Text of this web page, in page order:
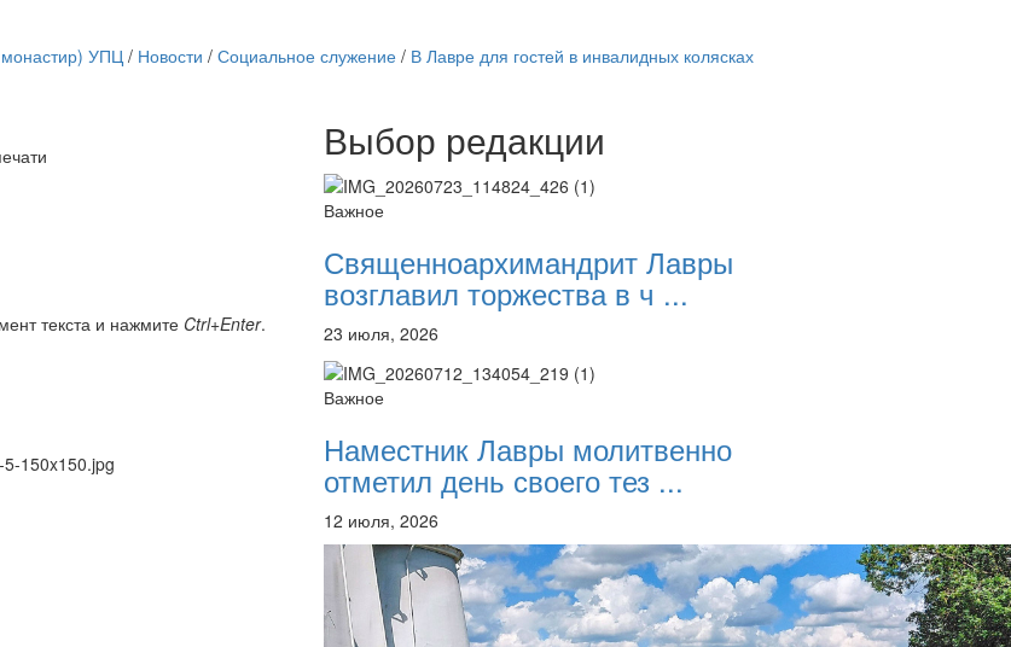
Онлайн трансляции
12 сентября 2015
12 сентября 2015Название трансляции
12 сентября 2015
12 сентября 2015Название трансляции
12 сентября 2015Название трансляции
Название трансляции
12 сентября 2015Название трансляции
Перейти к архиву
монастир) УПЦ/ Новости / Социальное служение/ В Лавре для гостей в инвалидных колясках
текста и нажмите Ctrl+Enter.
150x150.jpg
Выбор редакции
Важное
Священноархимандрит Лавры
возглавил торжества в ч ...
23 июля, 2026
Важное
Наместник Лавры молитвенно
отметил день своего тез ...
12 июля, 2026